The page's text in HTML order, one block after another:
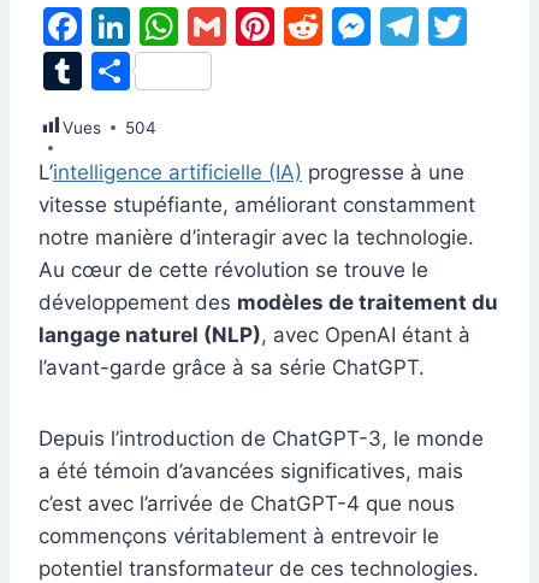
F
a
c
e
b
o
o
k
Li
n
k
e
dI
n
W
h
at
A
p
p
G
Pi
st
R
t
M
e
n
g
er
T
a
m
T
m
bl
r
P
ar
ta
g
er
Vues 504
L’intelligence artificielle (IA) progresse à une
vitesse stupéfiante, améliorant constamment
notre manière d’interagir avec la technologie.
Au cœur de cette révolution se trouve le
développement des modèles de traitement du
langage naturel (NLP), avec OpenAI étant à
l’avant-garde grâce à sa série ChatGPT.
Depuis l’introduction de ChatGPT-3, le monde
a été témoin d’avancées significatives, mais
c’est avec l’arrivée de ChatGPT-4 que nous
commençons véritablement à entrevoir le
potentiel transformateur de ces technologies.